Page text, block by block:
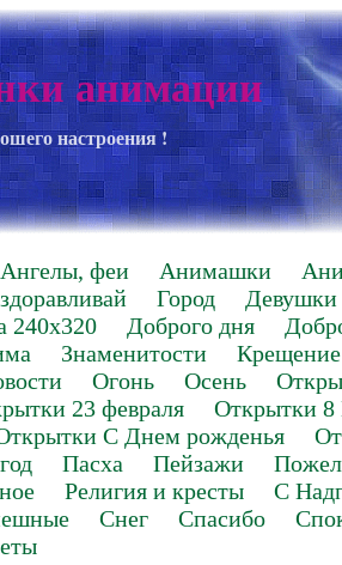
анимации
настроения !
Ангелы, феи Анимашки
Город
Девушки
240х320
Доброго дня
Знаменитости
Крещение
Огонь Осень
23 февраля
Открытки 8
С Днем рожденья
Пасха Пейзажи
Религия и кресты
С
Снег Спасибо